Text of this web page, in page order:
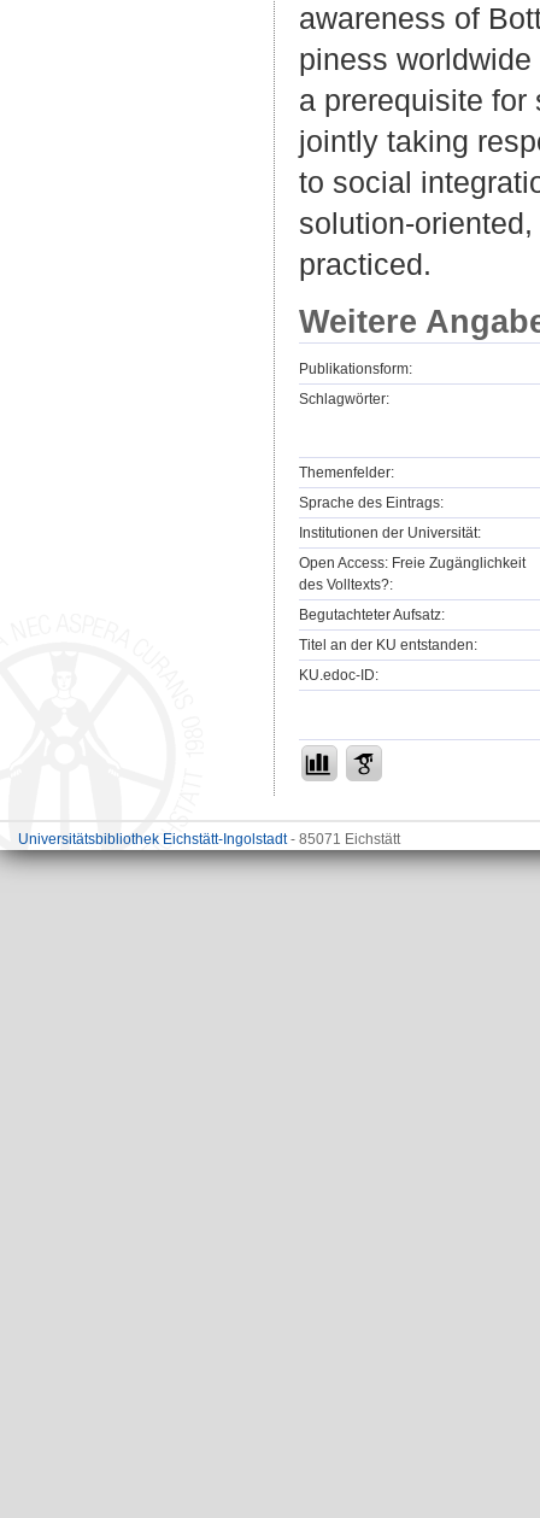
awareness of
piness
a prerequisite for
jointly taking
to social
solution-
practiced.
Weitere
Publikationsform:
Schlagwörter:
Themenfelder:
Sprache des Eintrags:
Institutionen der Universität:
Open Access: Freie Zugänglichkeit
des Volltexts?:
Begutachteter Aufsatz:
Titel an der KU entstanden:
KU.edoc-ID:
Universitätsbibliothek Eichstätt-Ingolstadt- 85071 Eichstätt